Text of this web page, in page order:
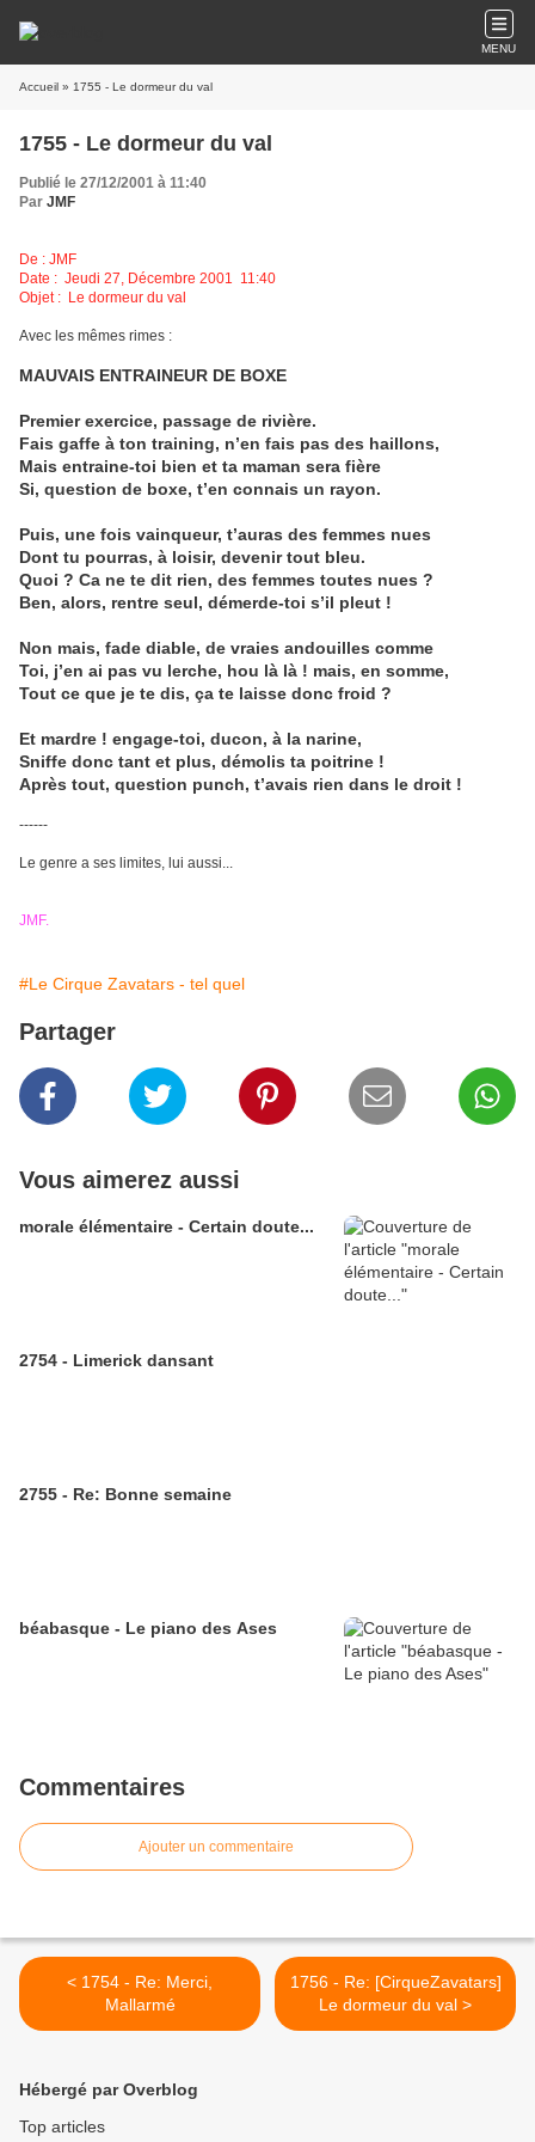
MENU
Accueil » 1755 - Le dormeur du val
1755 - Le dormeur du val
Publié le 27/12/2001 à 11:40
Par JMF
De : JMF
Date : Jeudi 27, Décembre 2001 11:40
Objet : Le dormeur du val
Avec les mêmes rimes :
MAUVAIS ENTRAINEUR DE BOXE
Premier exercice, passage de rivière.
Fais gaffe à ton training, n’en fais pas des haillons,
Mais entraine-toi bien et ta maman sera fière
Si, question de boxe, t’en connais un rayon.
Puis, une fois vainqueur, t’auras des femmes nues
Dont tu pourras, à loisir, devenir tout bleu.
Quoi ? Ca ne te dit rien, des femmes toutes nues ?
Ben, alors, rentre seul, démerde-toi s’il pleut !
Non mais, fade diable, de vraies andouilles comme
Toi, j’en ai pas vu lerche, hou là là ! mais, en somme,
Tout ce que je te dis, ça te laisse donc froid ?
Et mardre ! engage-toi, ducon, à la narine,
Sniffe donc tant et plus, démolis ta poitrine !
Après tout, question punch, t’avais rien dans le droit !
------
Le genre a ses limites, lui aussi...
JMF.
#Le Cirque Zavatars - tel quel
Partager
Vous aimerez aussi
morale élémentaire - Certain doute...
2754 - Limerick dansant
2755 - Re: Bonne semaine
béabasque - Le piano des Ases
Commentaires
Ajouter un commentaire
< 1754 - Re: Merci,
Mallarmé
1756 - Re: [CirqueZavatars]
Le dormeur du val >
Hébergé par Overblog
Top articles